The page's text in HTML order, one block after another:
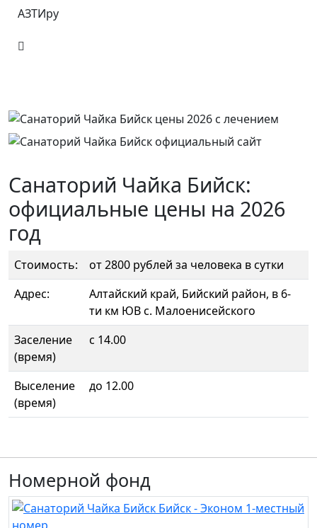
АЗТИру
Санаторий Чайка Бийск:
официальные цены на 2026
год
Стоимость:
от 2800 рублей за человека в сутки
Адрес:
Алтайский край, Бийский район, в 6-
ти км ЮВ с. Малоенисейского
Заселение
(время)
с 14.00
Выселение
(время)
до 12.00
Номерной фонд